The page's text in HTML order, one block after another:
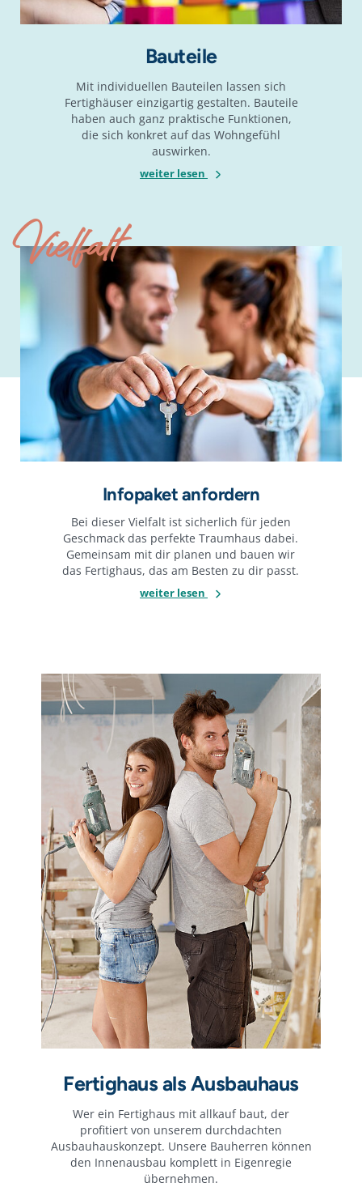
Bauteile
Mit individuellen Bauteilen lassen sich
Fertighäuser einzigartig gestalten. Bauteile
haben auch ganz praktische Funktionen,
die sich konkret auf das Wohngefühl
auswirken.
weiter lesen
Vielfalt
Infopaket anfordern
Bei dieser Vielfalt ist sicherlich für jeden
Geschmack das perfekte Traumhaus dabei.
Gemeinsam mit dir planen und bauen wir
das Fertighaus, das am Besten zu dir passt.
weiter lesen
Fertighaus als Ausbauhaus
Wer ein Fertighaus mit allkauf baut, der
profitiert von unserem durchdachten
Ausbauhauskonzept. Unsere Bauherren können
den Innenausbau komplett in Eigenregie
übernehmen.